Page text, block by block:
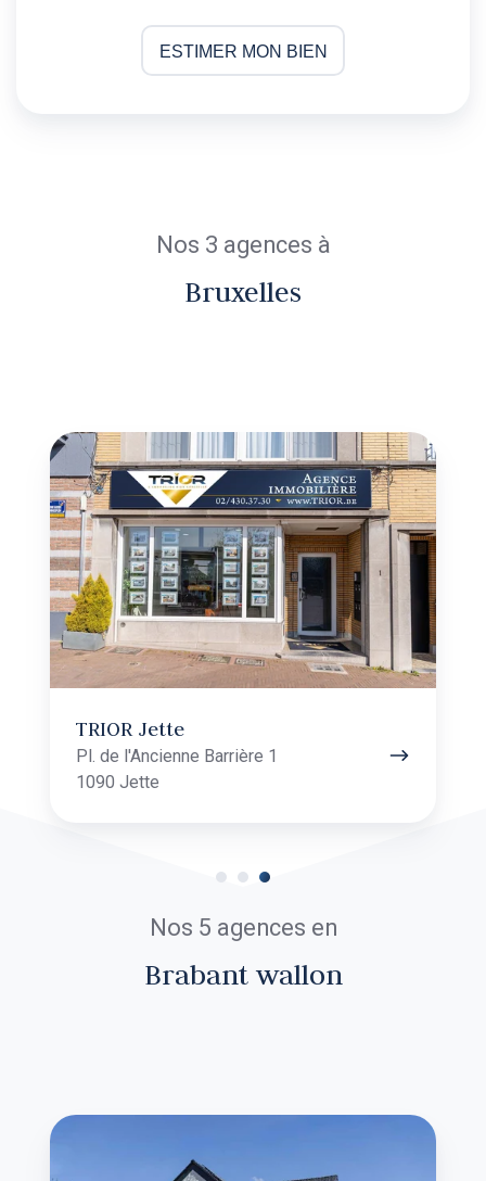
ESTIMER MON BIEN
Nos 3 agences à
Bruxelles
TRIOR Woluwe
Rue Voot 4
1200 Woluwe-Saint-Lambert
TRIOR
Woluwe
Nos 5 agences en
Brabant wallon